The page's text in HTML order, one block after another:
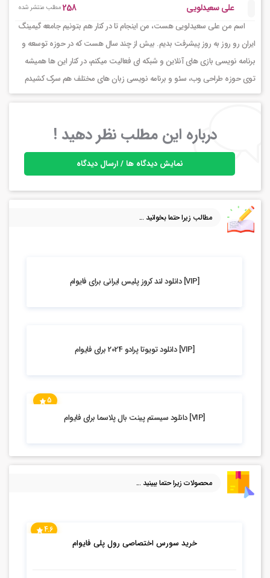
علی سعیدلویی 258مطلب منتشر شده
اسم من علی سعیدلویی هست، من اینجام تا در کنار هم بتونیم جامعه گیمینگ
ایران رو روز به روز پیشرفت بدیم. بیش از چند سال هست که در حوزه توسعه و
برنامه نویسی بازی های آنلاین و شبکه ای فعالیت میکنم، در کنار این ها همیشه
توی حوزه طراحی وب، سئو و برنامه نویسی زبان های مختلف هم سرک کشیدم
درباره این مطلب نظر دهید !
نمایش دیدگاه ها / ارسال دیدگاه
مطالب زیرا حتما بخوانید ...
[VIP] دانلود لند کروز پلیس ایرانی برای فایوام
[VIP] دانلود تویوتا پرادو 2024 برای فایوام
5
[VIP] دانلود سیستم پینت بال پلاسما برای فایوام
محصولات زیرا حتما ببینید ...
4.6
خرید سورس اختصاصی رول پلی فایوام